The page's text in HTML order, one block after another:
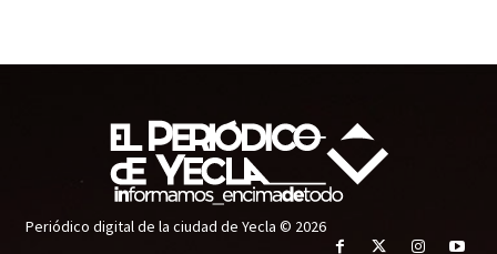
Periódico digital de la ciudad de Yecla © 2026